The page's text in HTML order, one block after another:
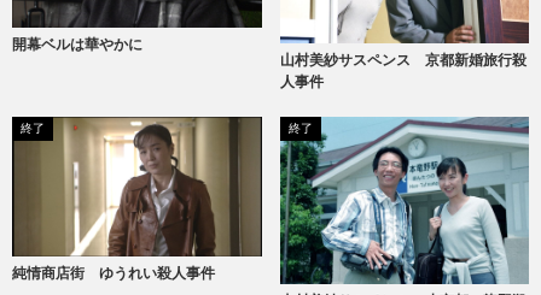
開幕ベルは華やかに
山村美紗サスペンス 京都新婚旅行殺
人事件
終了
純情商店街 ゆうれい殺人事件
終了